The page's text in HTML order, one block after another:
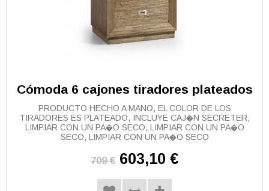
Cómoda 6 cajones tiradores plateados
PRODUCTO HECHO A MANO, EL COLOR DE LOS
TIRADORES ES PLATEADO, INCLUYE CAJ�N SECRETER,
LIMPIAR CON UN PA�O SECO, LIMPIAR CON UN PA�O
SECO, LIMPIAR CON UN PA�O SECO
709 € 603,10 €